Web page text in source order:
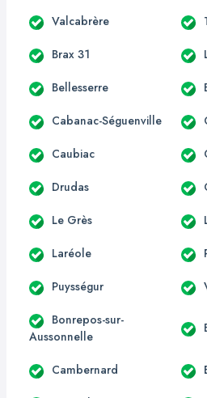
Valcabrère
Brax 31
Bellesserre
Cabanac-Séguenville
Caubiac
Drudas
Le Grès
Laréole
Puysségur
Bonrepos-sur-
Aussonnelle
Cambernard